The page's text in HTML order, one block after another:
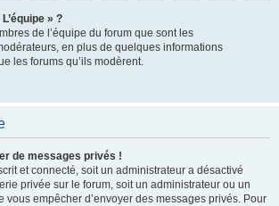
» ?
de l’équipe du forum que sont les
en plus de quelques informations
les forums qu’ils modèrent.
de messages privés !
et connecté, soit un administrateur a désactivé
privée sur le forum, soit un administrateur ou un
vous empêcher d’envoyer des messages privés. Pour